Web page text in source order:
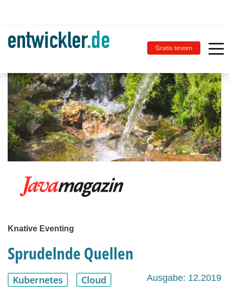
Gratis testen
Knative Eventing
Sprudelnde Quellen
Kubernetes Cloud Ausgabe: 12.2019